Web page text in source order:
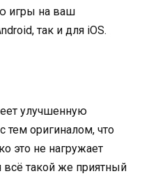
игры на ваш
так и для iOS.
улучшенную
тем оригиналом, что
это не нагружает
всё такой же приятный